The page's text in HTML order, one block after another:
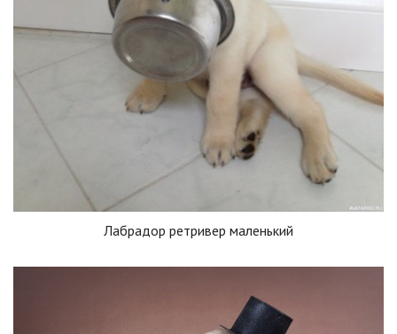
Лабрадор ретривер маленький